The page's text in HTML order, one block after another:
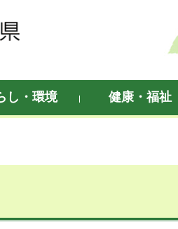
し・環境 健康・福祉